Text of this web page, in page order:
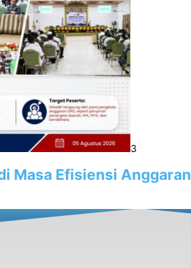
3
Masa Efisiensi Anggaran